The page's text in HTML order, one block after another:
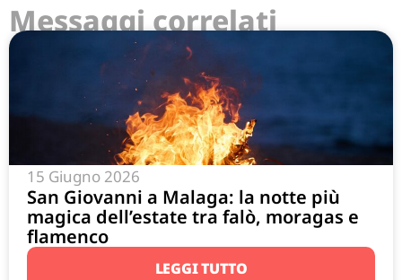
Messaggi correlati
15 Giugno 2026
San Giovanni a Malaga: la notte più
magica dell’estate tra falò, moragas e
flamenco
LEGGI TUTTO